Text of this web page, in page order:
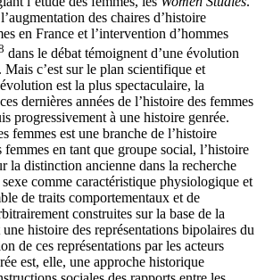
des chaires d’histoire
en France et l’intervention d’hommes
dans le débat témoignent d’une évolution
Mais c’est sur le plan scientifique et
est la plus spectaculaire, la
dernières années de l’histoire des femmes
progressivement à une histoire genrée.
femmes est une branche de l’histoire
femmes en tant que groupe social, l’histoire
la distinction ancienne dans la recherche
comme caractéristique physiologique et
de traits comportementaux et de
construites sur la base de la
histoire des représentations bipolaires du
de ces représentations par les acteurs
est, elle, une approche historique